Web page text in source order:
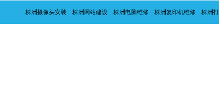
株洲摄像头安装 株洲网站建设 株洲电脑维修 株洲复印机维修 株洲